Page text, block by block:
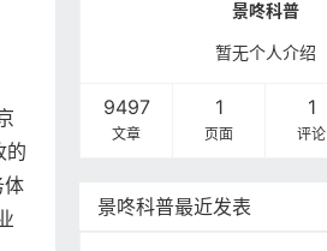
的
体
景咚科普
暂无个人介绍
9497
文章
1
页面
1
评论
景咚科普最近发表